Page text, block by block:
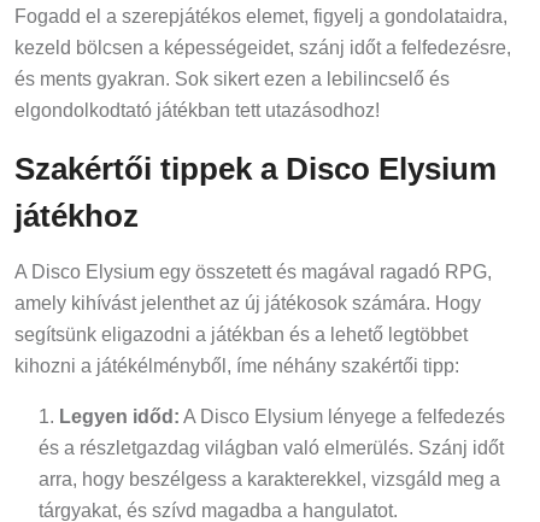
Fogadd el a szerepjátékos elemet, figyelj a gondolataidra,
kezeld bölcsen a képességeidet, szánj időt a felfedezésre,
és ments gyakran. Sok sikert ezen a lebilincselő és
elgondolkodtató játékban tett utazásodhoz!
Szakértői tippek a Disco Elysium
játékhoz
A Disco Elysium egy összetett és magával ragadó RPG,
amely kihívást jelenthet az új játékosok számára. Hogy
segítsünk eligazodni a játékban és a lehető legtöbbet
kihozni a játékélményből, íme néhány szakértői tipp:
Legyen időd: A Disco Elysium lényege a felfedezés
és a részletgazdag világban való elmerülés. Szánj időt
arra, hogy beszélgess a karakterekkel, vizsgáld meg a
tárgyakat, és szívd magadba a hangulatot.